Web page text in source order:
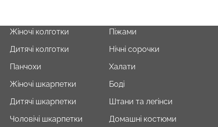
Жіночі колготки
Дитячі колготки
Панчохи
Жіночі шкарпетки
Дитячі шкарпетки
Чоловічі шкарпетки
Піжами
Нічні сорочки
Халати
Боді
Штани та легінси
Домашні костюми